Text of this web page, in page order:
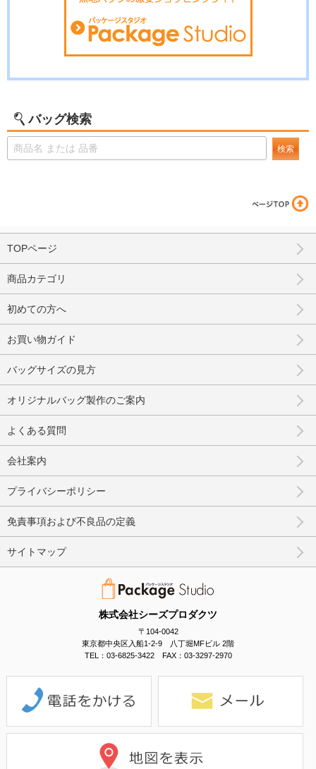
バッグ検索
検索
株式会社シーズプロダクツ
〒104-0042
東京都中央区入船1-2-9 八丁堀MFビル 2階
TEL：03-6825-3422 FAX：03-3297-2970
TOPページ
商品カテゴリ
初めての方へ
お買い物ガイド
バッグサイズの見方
オリジナルバッグ製作のご案内
よくある質問
会社案内
プライバシーポリシー
免責事項および不良品の定義
サイトマップ